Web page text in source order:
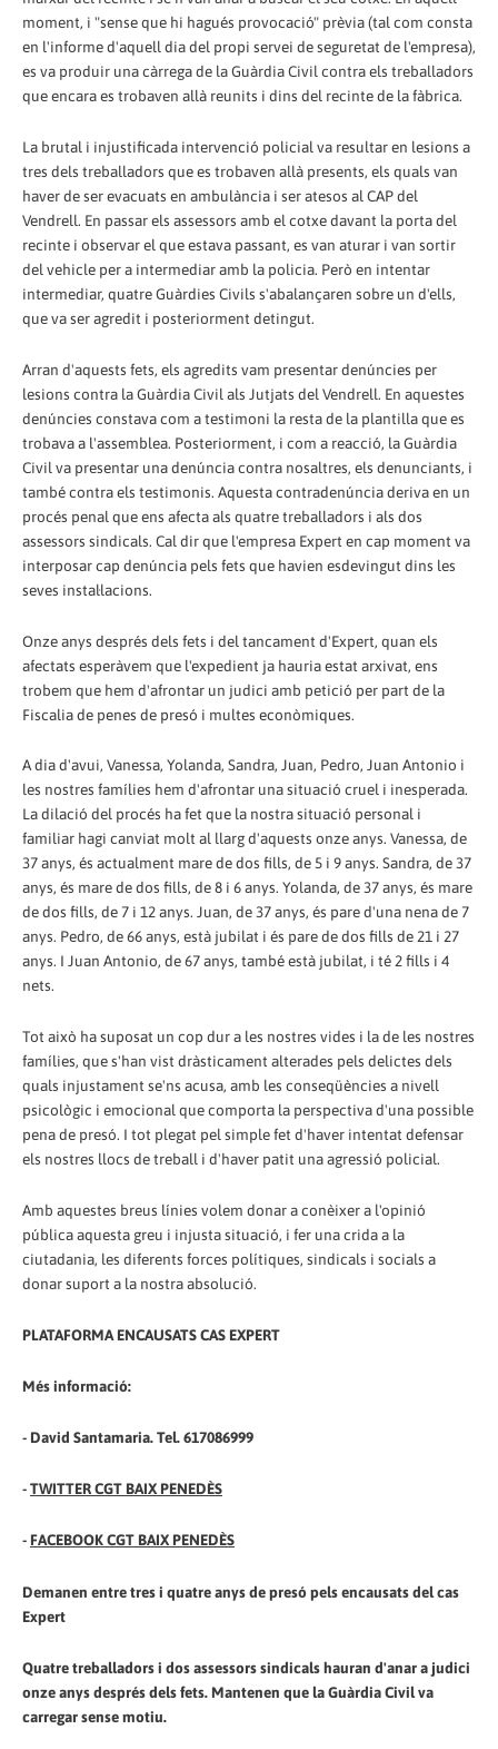
moment, i "sense que hi hagués provocació" prèvia (tal com consta
en l'informe d'aquell dia del propi servei de seguretat de l'empresa),
es va produir una càrrega de la Guàrdia Civil contra els treballadors
que encara es trobaven allà reunits i dins del recinte de la fàbrica.
La brutal i injustificada intervenció policial va resultar en lesions a
tres dels treballadors que es trobaven allà presents, els quals van
haver de ser evacuats en ambulància i ser atesos al CAP del
Vendrell. En passar els assessors amb el cotxe davant la porta del
recinte i observar el que estava passant, es van aturar i van sortir
del vehicle per a intermediar amb la policia. Però en intentar
intermediar, quatre Guàrdies Civils s'abalançaren sobre un d'ells,
que va ser agredit i posteriorment detingut.
Arran d'aquests fets, els agredits vam presentar denúncies per
lesions contra la Guàrdia Civil als Jutjats del Vendrell. En aquestes
denúncies constava com a testimoni la resta de la plantilla que es
trobava a l'assemblea. Posteriorment, i com a reacció, la Guàrdia
Civil va presentar una denúncia contra nosaltres, els denunciants, i
també contra els testimonis. Aquesta contradenúncia deriva en un
procés penal que ens afecta als quatre treballadors i als dos
assessors sindicals. Cal dir que l'empresa Expert en cap moment va
interposar cap denúncia pels fets que havien esdevingut dins les
seves instal·lacions.
Onze anys després dels fets i del tancament d'Expert, quan els
afectats esperàvem que l'expedient ja hauria estat arxivat, ens
trobem que hem d'afrontar un judici amb petició per part de la
Fiscalia de penes de presó i multes econòmiques.
A dia d'avui, Vanessa, Yolanda, Sandra, Juan, Pedro, Juan Antonio i
les nostres famílies hem d'afrontar una situació cruel i inesperada.
La dilació del procés ha fet que la nostra situació personal i
familiar hagi canviat molt al llarg d'aquests onze anys. Vanessa, de
37 anys, és actualment mare de dos fills, de 5 i 9 anys. Sandra, de 37
anys, és mare de dos fills, de 8 i 6 anys. Yolanda, de 37 anys, és mare
de dos fills, de 7 i 12 anys. Juan, de 37 anys, és pare d'una nena de 7
anys. Pedro, de 66 anys, està jubilat i és pare de dos fills de 21 i 27
anys. I Juan Antonio, de 67 anys, també està jubilat, i té 2 fills i 4
nets.
Tot això ha suposat un cop dur a les nostres vides i la de les nostres
famílies, que s'han vist dràsticament alterades pels delictes dels
quals injustament se'ns acusa, amb les conseqüències a nivell
psicològic i emocional que comporta la perspectiva d'una possible
pena de presó. I tot plegat pel simple fet d'haver intentat defensar
els nostres llocs de treball i d'haver patit una agressió policial.
Amb aquestes breus línies volem donar a conèixer a l'opinió
pública aquesta greu i injusta situació, i fer una crida a la
ciutadania, les diferents forces polítiques, sindicals i socials a
donar suport a la nostra absolució.
PLATAFORMA ENCAUSATS CAS EXPERT
Més informació:
- David Santamaria. Tel. 617086999
-TWITTER CGT BAIX PENEDÈS
- FACEBOOK CGT BAIX PENEDÈS
Demanen entre tres i quatre anys de presó pels encausats del cas
Expert
Quatre treballadors i dos assessors sindicals hauran d'anar a judici
onze anys després dels fets. Mantenen que la Guàrdia Civil va
carregar sense motiu.